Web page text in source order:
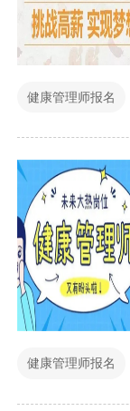
健康管理师报名
健康管理师报名